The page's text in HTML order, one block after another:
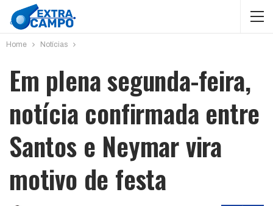
Home Notícias
Em plena segunda-feira,
notícia confirmada entre
Santos e Neymar vira
motivo de festa